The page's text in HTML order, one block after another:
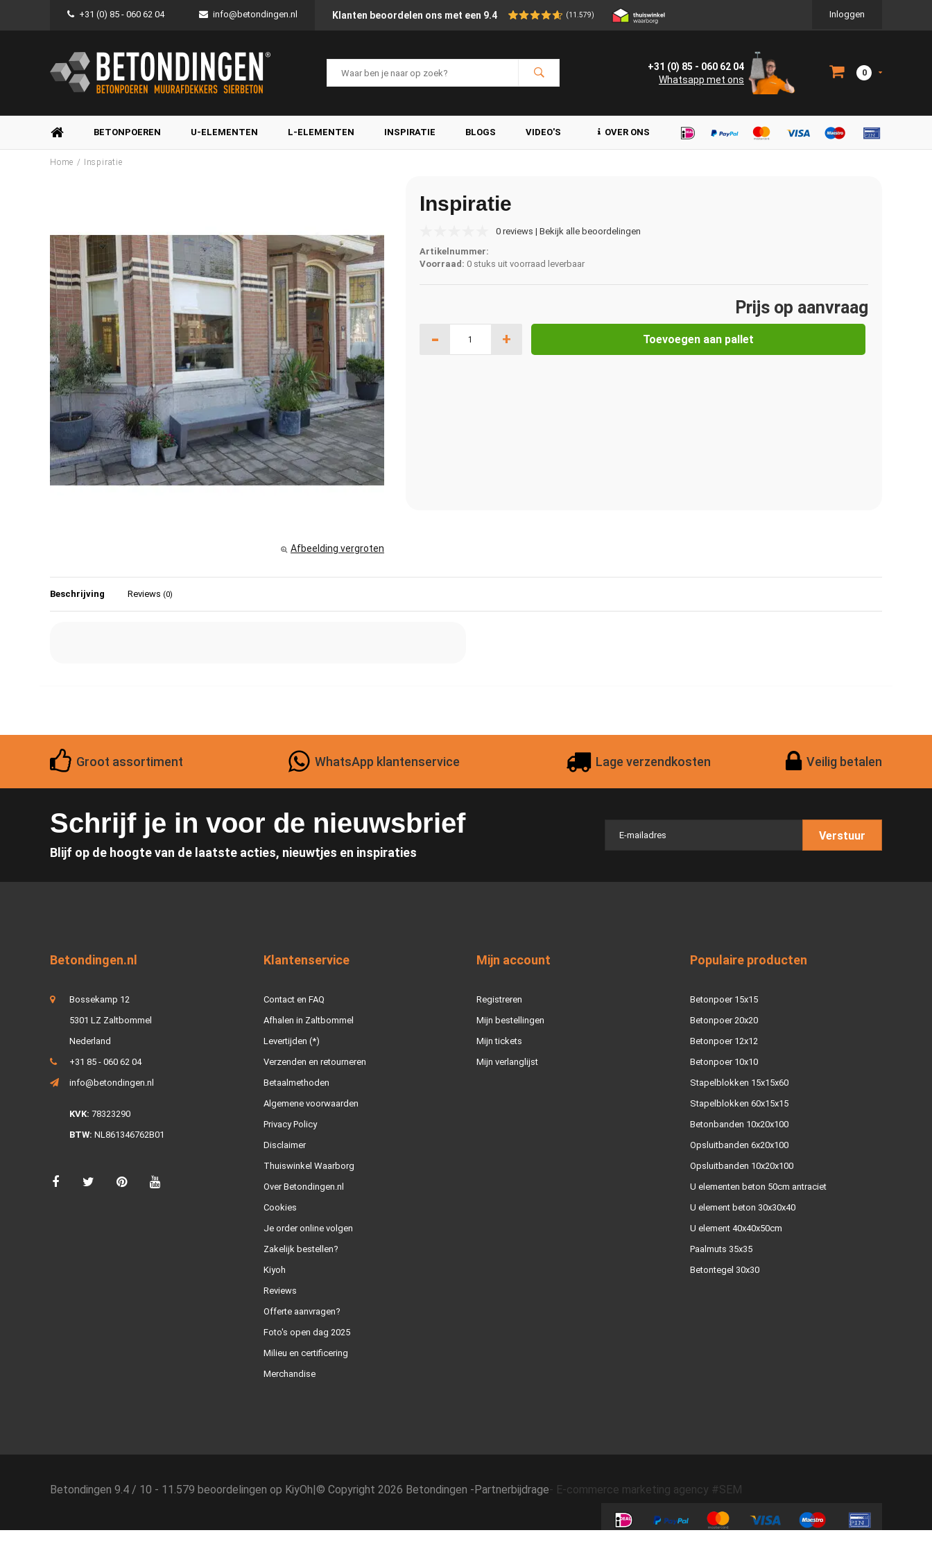
+31 (0) 85 - 060 62 04 info@betondingen.nl Klanten beoordelen ons met een 9.4 (11.579) Inloggen
+31 (0) 85 - 060 62 04
Whatsapp met ons
0
BETONPOEREN U-ELEMENTEN L-ELEMENTEN INSPIRATIE BLOGS VIDEO'S OVER ONS
Home / Inspiratie
Afbeelding vergroten
Inspiratie
0 reviews | Bekijk alle beoordelingen
Artikelnummer:
Voorraad: 0 stuks uit voorraad leverbaar
Prijs op aanvraag
- + Toevoegen aan pallet
Beschrijving Reviews (0)
Groot assortiment WhatsApp klantenservice Lage verzendkosten Veilig betalen
Schrijf je in voor de nieuwsbrief
Blijf op de hoogte van de laatste acties, nieuwtjes en inspiraties
Verstuur
Betondingen.nl
Bossekamp 12
5301 LZ Zaltbommel
Nederland
+31 85 - 060 62 04
info@betondingen.nl
KVK: 78323290
BTW: NL861346762B01
Klantenservice
Contact en FAQ
Afhalen in Zaltbommel
Levertijden (*)
Verzenden en retourneren
Betaalmethoden
Algemene voorwaarden
Privacy Policy
Disclaimer
Thuiswinkel Waarborg
Over Betondingen.nl
Cookies
Je order online volgen
Zakelijk bestellen?
Kiyoh
Reviews
Offerte aanvragen?
Foto's open dag 2025
Milieu en certificering
Merchandise
Mijn account
Registreren
Mijn bestellingen
Mijn tickets
Mijn verlanglijst
Populaire producten
Betonpoer 15x15
Betonpoer 20x20
Betonpoer 12x12
Betonpoer 10x10
Stapelblokken 15x15x60
Stapelblokken 60x15x15
Betonbanden 10x20x100
Opsluitbanden 6x20x100
Opsluitbanden 10x20x100
U elementen beton 50cm antraciet
U element beton 30x30x40
U element 40x40x50cm
Paalmuts 35x35
Betontegel 30x30
Betondingen 9.4 / 10 - 11.579 beoordelingen op KiyOh|© Copyright 2026 Betondingen -Partnerbijdrage- E-commerce marketing agency #SEM